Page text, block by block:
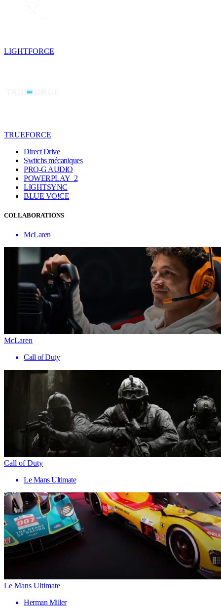
LIGHTFORCE
TRUEFORCE
Direct Drive
Switchs mécaniques
PRO-G AUDIO
POWERPLAY 2
LIGHTSYNC
BLUE VO!CE
COLLABORATIONS
McLaren
McLaren
Call of Duty
Call of Duty
Le Mans Ultimate
Le Mans Ultimate
Herman Miller